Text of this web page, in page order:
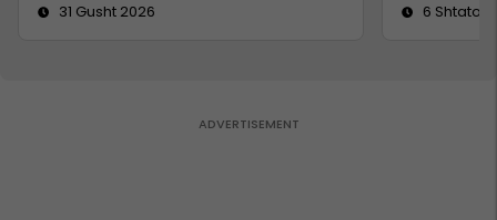
31 Gusht 2026
6 Shtator